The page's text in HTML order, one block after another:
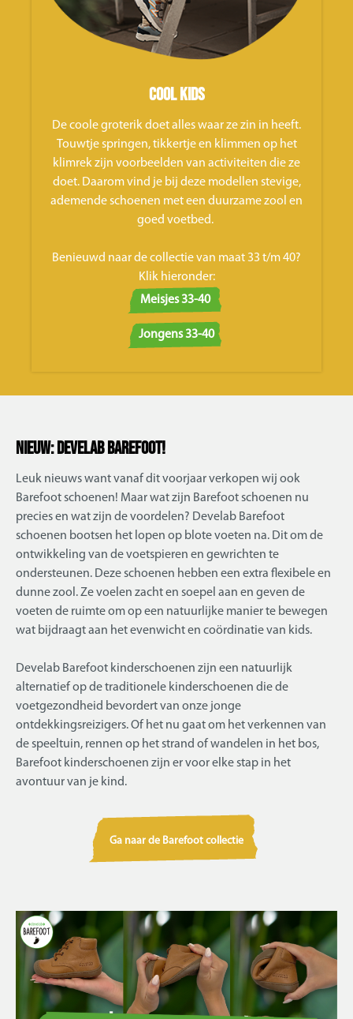
Cool kids
De coole groterik doet alles waar ze zin in heeft.
Touwtje springen, tikkertje en klimmen op het
klimrek zijn voorbeelden van activiteiten die ze
doet. Daarom vind je bij deze modellen stevige,
ademende schoenen met een duurzame zool en
goed voetbed.
Benieuwd naar de collectie van maat 33 t/m 40?
Klik hieronder:
Meisjes 33-40
Jongens 33-40
NIEUW: Develab Barefoot!
Leuk nieuws want vanaf dit voorjaar verkopen wij ook
Barefoot schoenen! Maar wat zijn Barefoot schoenen nu
precies en wat zijn de voordelen? Develab Barefoot
schoenen bootsen het lopen op blote voeten na. Dit om de
ontwikkeling van de voetspieren en gewrichten te
ondersteunen. Deze schoenen hebben een extra flexibele en
dunne zool. Ze voelen zacht en soepel aan en geven de
voeten de ruimte om op een natuurlijke manier te bewegen
wat bijdraagt aan het evenwicht en coördinatie van kids.
Develab Barefoot kinderschoenen zijn een natuurlijk
alternatief op de traditionele kinderschoenen die de
voetgezondheid bevordert van onze jonge
ontdekkingsreizigers. Of het nu gaat om het verkennen van
de speeltuin, rennen op het strand of wandelen in het bos,
Barefoot kinderschoenen zijn er voor elke stap in het
avontuur van je kind.
Ga naar de Barefoot collectie